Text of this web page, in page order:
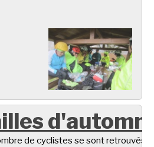
de cyclistes se sont retrouvés à